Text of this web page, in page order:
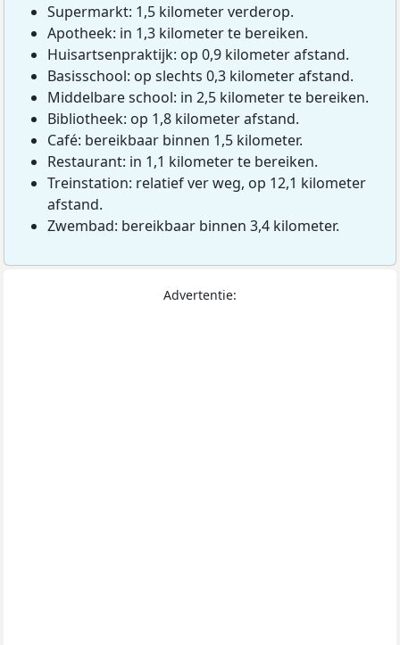
Supermarkt: 1,5 kilometer verderop.
Apotheek: in 1,3 kilometer te bereiken.
Huisartsenpraktijk: op 0,9 kilometer afstand.
Basisschool: op slechts 0,3 kilometer afstand.
Middelbare school: in 2,5 kilometer te bereiken.
Bibliotheek: op 1,8 kilometer afstand.
Café: bereikbaar binnen 1,5 kilometer.
Restaurant: in 1,1 kilometer te bereiken.
Treinstation: relatief ver weg, op 12,1 kilometer
afstand.
Zwembad: bereikbaar binnen 3,4 kilometer.
Advertentie: